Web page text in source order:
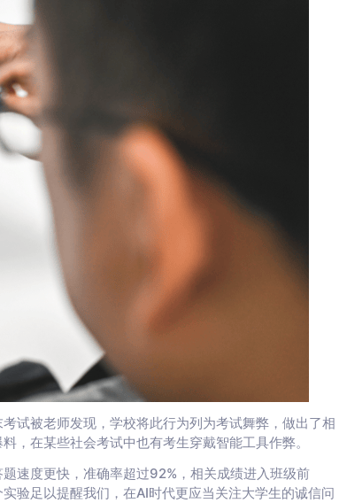
试被老师发现，学校将此行为列为考试舞弊，做出了相
，在某些社会考试中也有考生穿戴智能工具作弊。
速度更快，准确率超过92%，相关成绩进入班级前
验足以提醒我们，在AI时代更应当关注大学生的诚信问